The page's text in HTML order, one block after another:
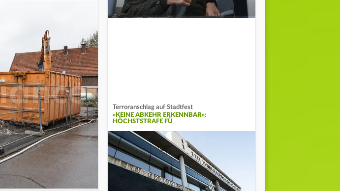
Terroranschlag auf Stadtfest
«KEINE ABKEHR ERKENNBAR»:
HÖCHSTSTRAFE FÜ